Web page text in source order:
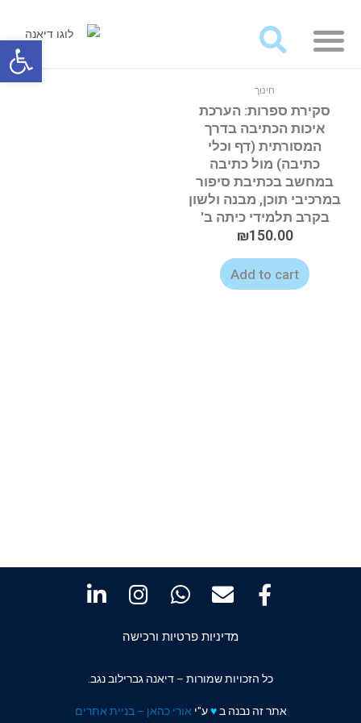
חינוך
סקירת ספרות: הערכת
איכות הכתיבה בדרך
המסורתית (דף וכלי
כתיבה) מול כתיבה
במחשב בכתיבת סיפור
במרכיבי תוכן, מבנה ולשון
בקרב תלמידי כיתה ב'
₪150.00
Add to cart
מדיניות פרטיות ורכישה
כל הזכויות שמורות – דיאנה גברילוב נגב.
אתר זה נבנה ב♥️ע"י אורי כהאן – בניית אתרים
פתח